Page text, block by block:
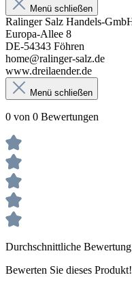
Menü schließen
Ralinger Salz Handels-
Europa-Allee 8
DE-54343 Föhren
home@ralinger-salz.de
www.dreilaender.de
Menü schließen
0 von 0 Bewertungen
Durchschnittliche
Bewerten Sie dieses Produkt!